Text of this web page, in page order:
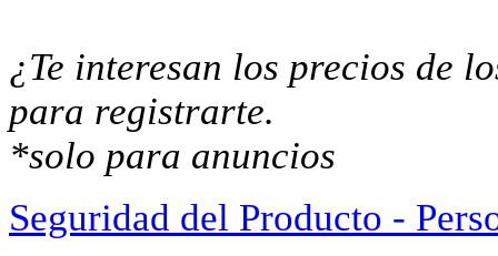
Moto
Screenies
Tachoschutzfolie
Schutzglas-
Folie
Displayfolie
in
Germany
¿Te interesan los precios de
para registrarte.
*solo para anuncios
Seguridad del Producto -